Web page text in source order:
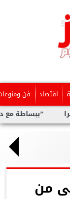
اقتصاد فن
مع داليا”..
من